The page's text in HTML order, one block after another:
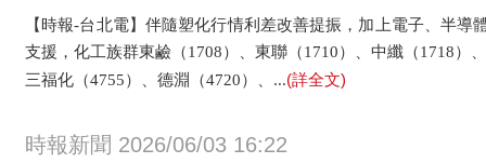
【時報-台北電】伴隨塑化行情利差改善提振，加上電子、半導
支援，化工族群東鹼（1708）、東聯（1710）、中纖（1718）
三福化（4755）、德淵（4720）、...(詳全文)
時報新聞 2026/06/03 16:22